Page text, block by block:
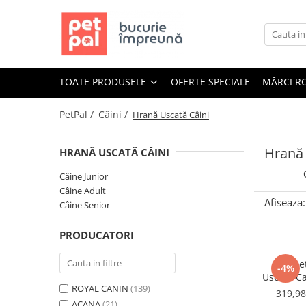
Toate Produsele
Câine Junior
Câine Senior
Câine Junior
Câine Adult
TOATE PRODUSELE OFERTE SPECIALE MĂRCI
PetPal / Câini / Hrană Uscată Câini
HRANĂ USCATĂ CÂINI
Câine Junior
Câine Adult
Câine Senior
PRODUCATORI
ROYAL CANIN (139)
Afiseaza:
-4%
Uscata
Nature